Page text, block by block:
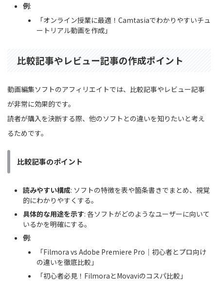
例:
「オンライン授業に最適！Camtasiaでわかりやすいチュ
ートリアル動画を作成」
比較記事やレビュー記事の作成ポイント
動画編集ソフトのアフィリエイトでは、比較記事やレビュー記事
が非常に効果的です。
読者が購入を決断する際、他のソフトとの違いを知りたいと考え
るためです。
比較記事のポイント
読みやすい構成: ソフトの特徴を表や箇条書きでまとめ、視覚
的にわかりやすくする。
具体的な用途を示す: 各ソフトがどのようなユーザーに向いて
いるかを明確にする。
例:
「Filmora vs Adobe Premiere Pro｜初心者とプロ向け
の違いを徹底比較」
「初心者必見！FilmoraとMovaviのコスパ比較」